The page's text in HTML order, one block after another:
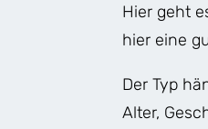
Hier geht
hier eine
Der Typ
Alter,